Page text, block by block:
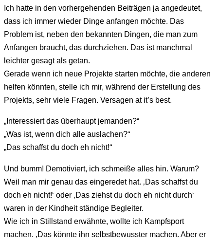
Ich hatte in den vorhergehenden Beiträgen ja angedeutet,
dass ich immer wieder Dinge anfangen möchte. Das
Problem ist, neben den bekannten Dingen, die man zum
Anfangen braucht, das durchziehen. Das ist manchmal
leichter gesagt als getan.
Gerade wenn ich neue Projekte starten möchte, die anderen
helfen könnten, stelle ich mir, während der Erstellung des
Projekts, sehr viele Fragen. Versagen at it’s best.
„Interessiert das überhaupt jemanden?“
„Was ist, wenn dich alle auslachen?“
„Das schaffst du doch eh nicht!“
Und bumm! Demotiviert, ich schmeiße alles hin. Warum?
Weil man mir genau das eingeredet hat. ‚Das schaffst du
doch eh nicht!‘ oder ‚Das ziehst du doch eh nicht durch‘
waren in der Kindheit ständige Begleiter.
Wie ich in Stillstand erwähnte, wollte ich Kampfsport
machen. ‚Das könnte ihn selbstbewusster machen. Aber er